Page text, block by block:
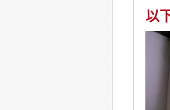
以
Video